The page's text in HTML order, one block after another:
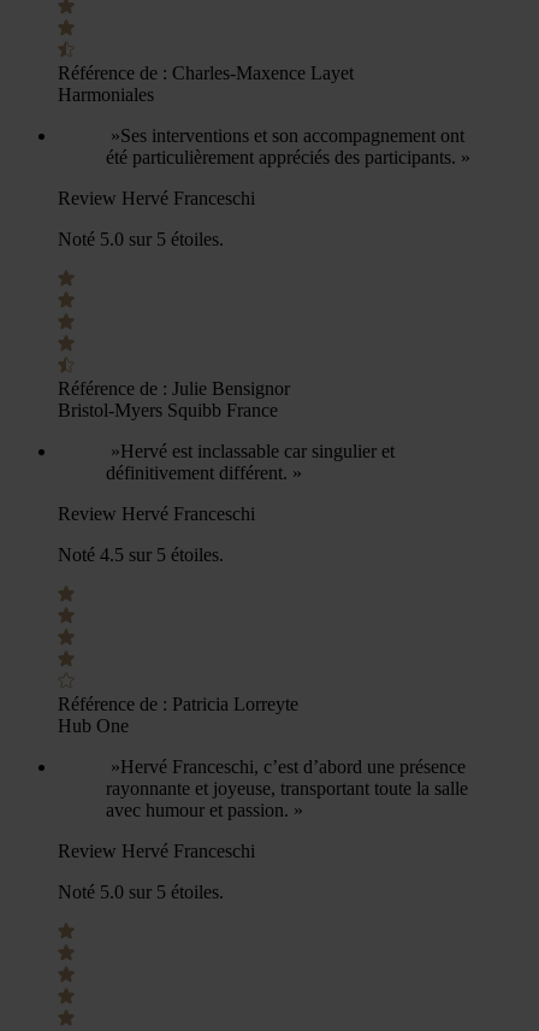
Référence de : Charles-Maxence Layet
Harmoniales
»Ses interventions et son accompagnement ont
été particulièrement appréciés des participants. »
Review Hervé Franceschi
Noté 5.0 sur 5 étoiles.
Référence de : Julie Bensignor
Bristol-Myers Squibb France
»Hervé est inclassable car singulier et
définitivement différent. »
Review Hervé Franceschi
Noté 4.5 sur 5 étoiles.
Référence de : Patricia Lorreyte
Hub One
»Hervé Franceschi, c’est d’abord une présence
rayonnante et joyeuse, transportant toute la salle
avec humour et passion. »
Review Hervé Franceschi
Noté 5.0 sur 5 étoiles.